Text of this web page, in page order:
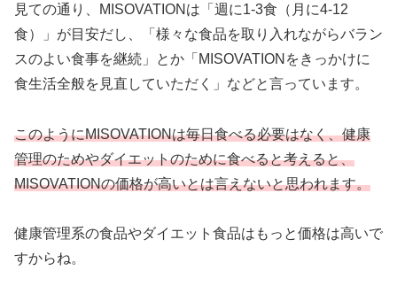
見ての通り、MISOVATIONは「週に1-3食（月に4-12
食）」が目安だし、「様々な食品を取り入れながらバラン
スのよい食事を継続」とか「MISOVATIONをきっかけに
食生活全般を見直していただく」などと言っています。
このようにMISOVATIONは毎日食べる必要はなく、健康
管理のためやダイエットのために食べると考えると、
MISOVATIONの価格が高いとは言えないと思われます。
健康管理系の食品やダイエット食品はもっと価格は高いで
すからね。